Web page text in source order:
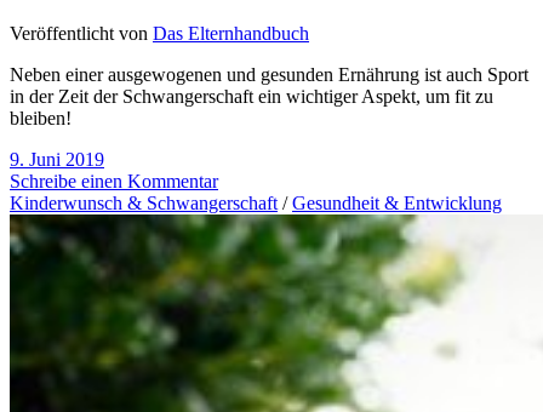
Veröffentlicht von Das Elternhandbuch
Neben einer ausgewogenen und gesunden Ernährung ist auch Sport
in der Zeit der Schwangerschaft ein wichtiger Aspekt, um fit zu
bleiben!
9. Juni 2019
Schreibe einen Kommentar
Kinderwunsch & Schwangerschaft /Gesundheit & Entwicklung